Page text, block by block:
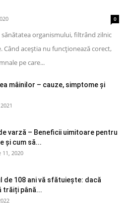
0
organismului, filtrând zilnic
Când aceștia nu funcționează corect,
pe care...
mâinilor – cauze, simptome și
varză – Beneficii uimitoare pentru
și cum să...
11, 2020
de 108 ani vă sfătuiește: dacă
trăiți până...